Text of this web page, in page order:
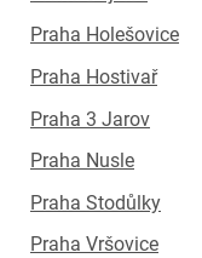
Praha Holešovice
Praha Hostivař
Praha 3 Jarov
Praha Nusle
Praha Stodůlky
Praha Vršovice